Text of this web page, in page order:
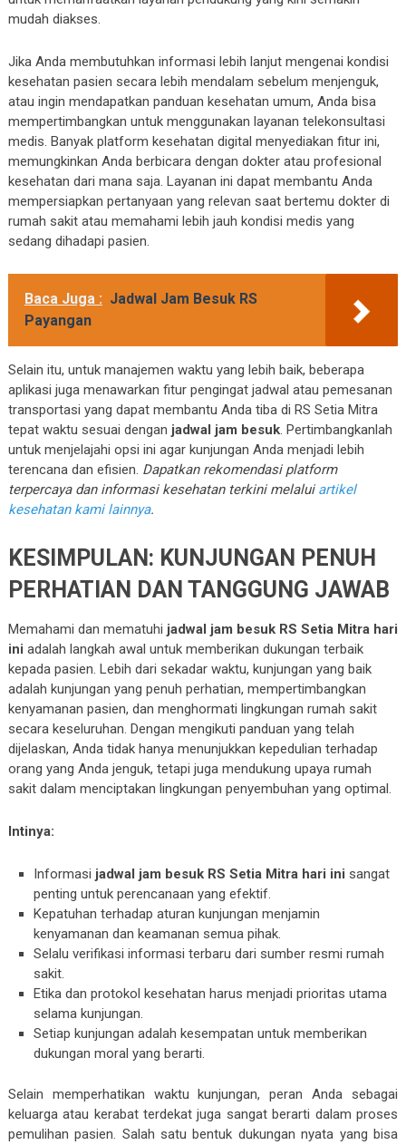
mudah diakses.
Jika Anda membutuhkan informasi lebih lanjut mengenai kondisi
kesehatan pasien secara lebih mendalam sebelum menjenguk,
atau ingin mendapatkan panduan kesehatan umum, Anda bisa
mempertimbangkan untuk menggunakan layanan telekonsultasi
medis. Banyak platform kesehatan digital menyediakan fitur ini,
memungkinkan Anda berbicara dengan dokter atau profesional
kesehatan dari mana saja. Layanan ini dapat membantu Anda
mempersiapkan pertanyaan yang relevan saat bertemu dokter di
rumah sakit atau memahami lebih jauh kondisi medis yang
sedang dihadapi pasien.
Baca Juga : Jadwal Jam Besuk RS
Payangan
Selain itu, untuk manajemen waktu yang lebih baik, beberapa
aplikasi juga menawarkan fitur pengingat jadwal atau pemesanan
transportasi yang dapat membantu Anda tiba di RS Setia Mitra
tepat waktu sesuai dengan jadwal jam besuk. Pertimbangkanlah
untuk menjelajahi opsi ini agar kunjungan Anda menjadi lebih
terencana dan efisien. Dapatkan rekomendasi platform
terpercaya dan informasi kesehatan terkini melalui artikel
kesehatan kami lainnya.
KESIMPULAN: KUNJUNGAN PENUH
PERHATIAN DAN TANGGUNG JAWAB
Memahami dan mematuhi jadwal jam besuk RS Setia Mitra hari
ini adalah langkah awal untuk memberikan dukungan terbaik
kepada pasien. Lebih dari sekadar waktu, kunjungan yang baik
adalah kunjungan yang penuh perhatian, mempertimbangkan
kenyamanan pasien, dan menghormati lingkungan rumah sakit
secara keseluruhan. Dengan mengikuti panduan yang telah
dijelaskan, Anda tidak hanya menunjukkan kepedulian terhadap
orang yang Anda jenguk, tetapi juga mendukung upaya rumah
sakit dalam menciptakan lingkungan penyembuhan yang optimal.
Intinya:
Informasi jadwal jam besuk RS Setia Mitra hari ini sangat
penting untuk perencanaan yang efektif.
Kepatuhan terhadap aturan kunjungan menjamin
kenyamanan dan keamanan semua pihak.
Selalu verifikasi informasi terbaru dari sumber resmi rumah
sakit.
Etika dan protokol kesehatan harus menjadi prioritas utama
selama kunjungan.
Setiap kunjungan adalah kesempatan untuk memberikan
dukungan moral yang berarti.
Selain memperhatikan waktu kunjungan, peran Anda sebagai
keluarga atau kerabat terdekat juga sangat berarti dalam proses
pemulihan pasien. Salah satu bentuk dukungan nyata yang bisa